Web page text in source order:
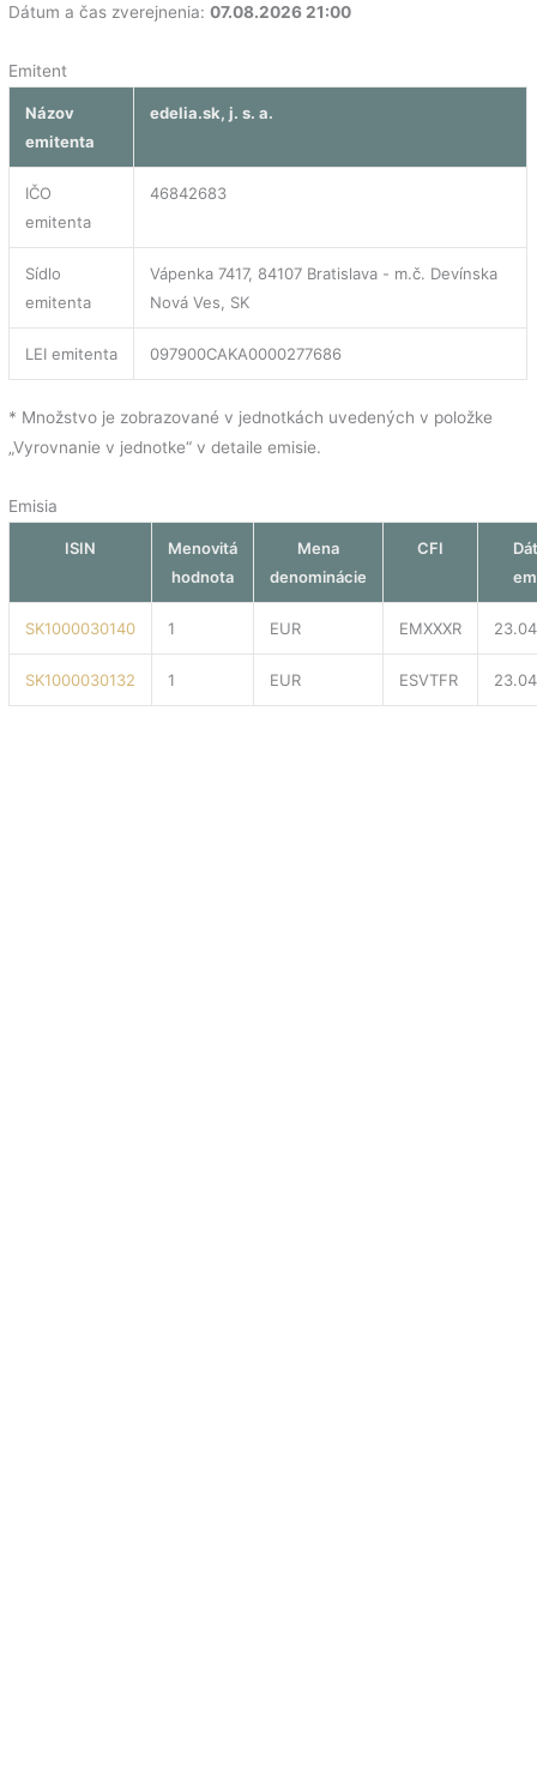
Dátum a čas zverejnenia:07.08.2026 21:00
Emitent
Názov
emitenta
edelia.sk, j. s. a.
IČO
emitenta
46842683
Sídlo
emitenta
Vápenka 7417, 84107 Bratislava - m.č. Devínska
Nová Ves, SK
LEI emitenta 097900CAKA0000277686
* Množstvo je zobrazované v jednotkách uvedených v položke
„Vyrovnanie v jednotke“ v detaile emisie.
Emisia
ISIN
Menovitá
hodnota
Mena
denominácie
CFI
SK1000030140 1 EUR EMXXXR
SK1000030132 1 EUR ESVTFR